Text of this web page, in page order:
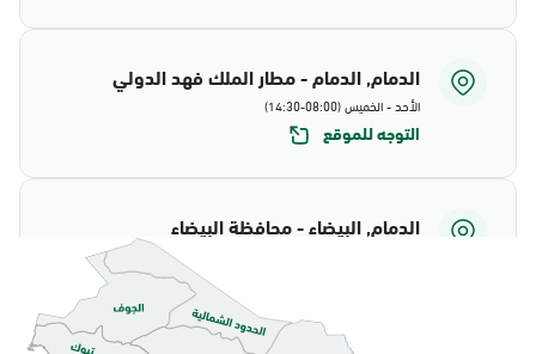
الدمام, الدمام - مطار الملك فهد الدولي
الأحد - الخميس (08:00-14:30)
التوجه للموقع
الدمام, البيضاء - محافظة البيضاء